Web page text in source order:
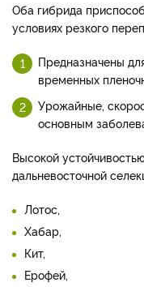
Оба гибрида
условиях резкого
Предназначены
временных
Урожайные,
основным
Высокой
дальневосточной
Лотос,
Хабар,
Кит,
Ерофей,